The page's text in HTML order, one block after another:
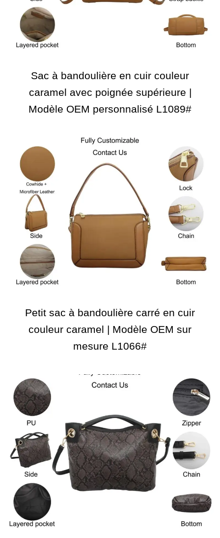
Sac à bandoulière en cuir couleur
caramel avec poignée supérieure |
Modèle OEM personnalisé L1089#
Petit sac à bandoulière carré en cuir
couleur caramel | Modèle OEM sur
mesure L1066#